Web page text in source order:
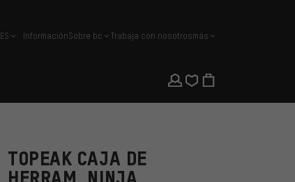
español
ES InformaciónSobre bc Trabaja con nosotrosmás
TOPEAK CAJA DE